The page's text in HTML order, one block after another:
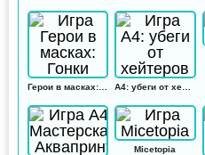
Micetopia